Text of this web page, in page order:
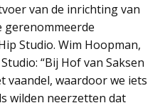
van de inrichting van
gerenommeerde
Studio. Wim Hoopman,
“Bij Hof van Saksen
vaandel, waardoor we iets
wilden neerzetten dat